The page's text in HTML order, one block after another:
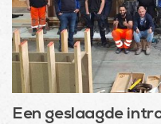
Een geslaagde